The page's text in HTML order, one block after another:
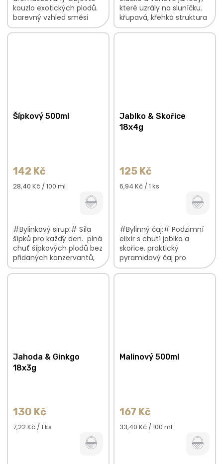
kouzlo exotických plodů.
barevný vzhled směsi
sladká chuť manga s
lehkými spicy tóny jemná
které uzrály na sluníčku.
křupavá, křehká struktura
díky sušení mrazem
neztratily své vitamíny
Šípkový 500ml
142 Kč
Měrná
28,40 Kč / 100 ml
#Bylinkový sirup:# Síla
šípků pro každý den. plná
chuť šípkových plodů bez
přidaných konzervantů,
umělých sladidel, aromat,
barviv a zahušťovadel
Jablko & Skořice
18x4g
125 Kč
Měrná
6,94 Kč / 1 ks
#Bylinný čaj:# Podzimní
elixír s chutí jablka a
skořice. praktický
pyramidový čaj pro
rychlou přípravu jablečná
chuť se skořicovými tóny
Jahoda & Ginkgo
18x3g
130 Kč
Měrná
7,22 Kč / 1 ks
Malinový 500ml
167 Kč
Měrná
33,40 Kč / 100 ml